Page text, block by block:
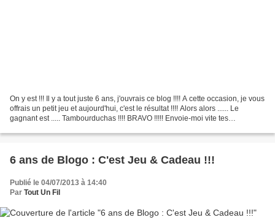
On y est !!! Il y a tout juste 6 ans, j'ouvrais ce blog !!!! A cette occasion, je vous
offrais un petit jeu et aujourd'hui, c'est le résultat !!!! Alors alors ...... Le
gagnant est ..... Tambourduchas !!!! BRAVO !!!!! Envoie-moi vite tes
6 ans de Blogo : C'est Jeu & Cadeau !!!
Publié le 04/07/2013 à 14:40
Par Tout Un Fil